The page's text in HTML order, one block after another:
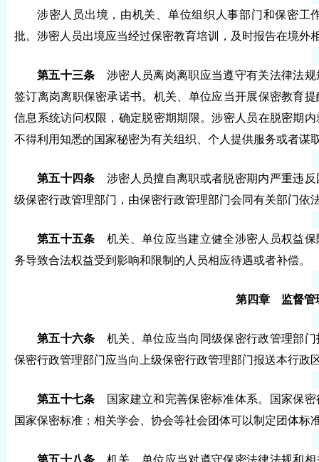
涉密人员出境，由机关、单位组织人事部门和保密工
批。涉密人员出境应当经过保密教育培训，及时报告在境外
第五十三条 涉密人员离岗离职应当遵守有关法律法
签订离岗离职保密承诺书。机关、单位应当开展保密教育
信息系统访问权限，确定脱密期期限。涉密人员在脱密期
不得利用知悉的国家秘密为有关组织、个人提供服务或者谋
第五十四条 涉密人员擅自离职或者脱密期内严重违
级保密行政管理部门，由保密行政管理部门会同有关部门依
第五十五条 机关、单位应当建立健全涉密人员权益
务导致合法权益受到影响和限制的人员相应待遇或者补偿。
第四章 监督管
第五十六条 机关、单位应当向同级保密行政管理部
保密行政管理部门应当向上级保密行政管理部门报送本行政
第五十七条 国家建立和完善保密标准体系。国家保
国家保密标准；相关学会、协会等社会团体可以制定团体标
第五十八条 机关、单位应当对遵守保密法律法规和